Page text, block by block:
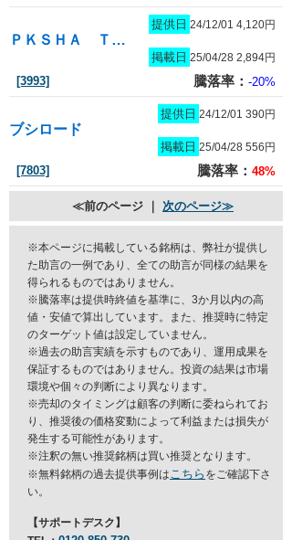
ＰＫＳＨＡ Ｔｅｃｈｎｏｌｏｇｙ
提供日 24/12/01 4,120円
掲載日 25/04/28 2,894円
[3993] 騰落率： -20%
ブシロード
提供日 24/12/01 390円
掲載日 25/04/28 556円
[7803] 騰落率： 48%
≪前のページ ｜ 次のページ≫
※本ページに掲載している銘柄は、弊社が提供し
た助言の一例であり、全ての助言が同様の結果を
得られるものではありません。
※騰落率は提供時終値を基準に、3か月以内の高
値・安値で算出しています。また、推奨時に特定
のターゲット値は設定していません。
※過去の助言実績を示すものであり、運用成果を
保証するものではありません。投資の結果は市場
環境や個々の判断により異なります。
※売却のタイミングは顧客の判断に委ねられてお
り、推奨後の価格変動によって利益または損失が
発生する可能性があります。
※注釈の無い推奨銘柄は買い推奨となります。
※無料銘柄の過去提供事例はこちら をご確認下さ
い。
【サポートデスク】